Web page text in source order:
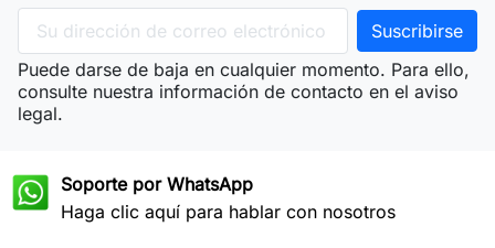
Puede darse de baja en cualquier momento. Para ello,
consulte nuestra información de contacto en el aviso
legal.
Soporte por WhatsApp
Haga clic aquí para hablar con nosotros